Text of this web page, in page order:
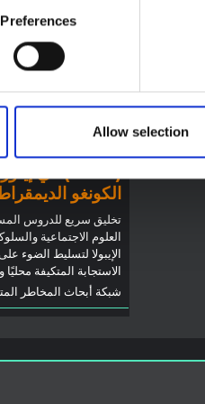
Preferences
Allow selection
فيه
توصيات: التخليق
لدروس العلوم
والسلوكية حول
تفشي فيروس
الكونغو
تخليق سريع للدروس
العلوم الاجتماعية
الإيبولا لتسليط الضوء
الاستجابة المتكيفة
شبكة أبحاث المخاطر